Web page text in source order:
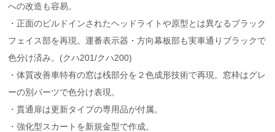
への改造も容易。
・正面のビルドインされたヘッドライトや原型とは異なるブラック
フェイス部を再現。運番表示器・方向幕板部も実車通りブラックで
色分け済み。(クハ201/クハ200)
・体質改善車特有の窓は桟部分を２色成形技術で再現。窓枠はグレ
ーの別パーツで色分け表現。
・貫通扉は更新タイプの専用品が付属。
・強化型スカートを新規金型で作成。